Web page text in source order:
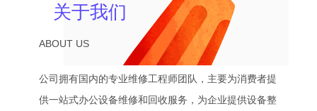
关于我们
ABOUT US
公司拥有国内的专业维修工程师团队，主要为消费者提
供一站式办公设备维修和回收服务，为企业提供设备整